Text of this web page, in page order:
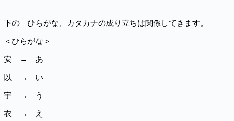
下の ひらがな、カタカナの成り立ちは関係してきます。
＜ひらがな＞
安 → あ
以 → い
宇 → う
衣 → え